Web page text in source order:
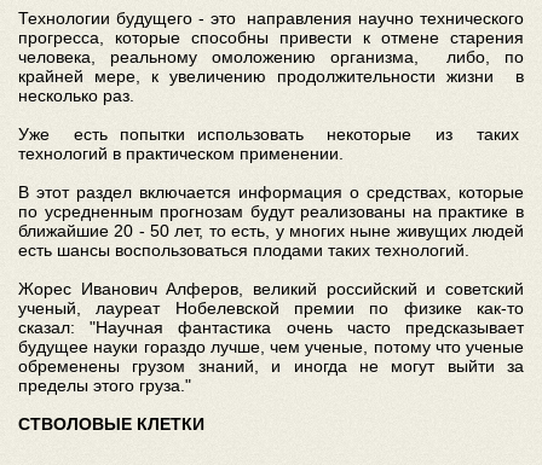
Технологии будущего - это направления научно технического
прогресса, которые способны привести к отмене старения
человека, реальному омоложению организма, либо, по
крайней мере, к увеличению продолжительности жизни в
несколько раз.
Уже есть попытки использовать некоторые из таких
технологий в практическом применении.
В этот раздел включается информация о средствах, которые
по усредненным прогнозам будут реализованы на практике в
ближайшие 20 - 50 лет, то есть, у многих ныне живущих людей
есть шансы воспользоваться плодами таких технологий.
Жорес Иванович Алферов, великий российский и советский
ученый, лауреат Нобелевской премии по физике как-то
сказал: "Научная фантастика очень часто предсказывает
будущее науки гораздо лучше, чем ученые, потому что ученые
обременены грузом знаний, и иногда не могут выйти за
пределы этого груза."
СТВОЛОВЫЕ КЛЕТКИ